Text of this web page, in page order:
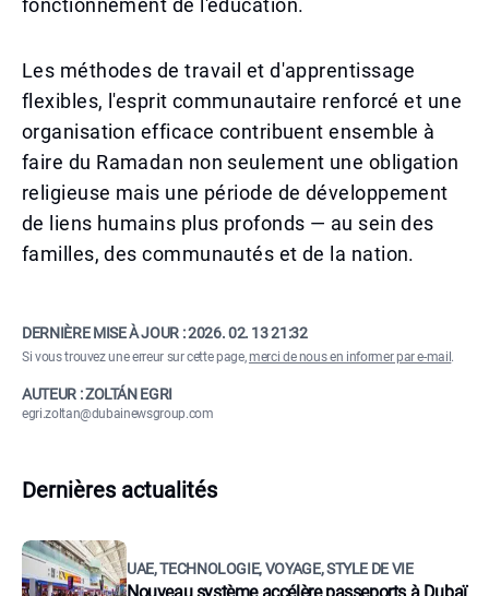
fonctionnement de l'éducation.
Les méthodes de travail et d'apprentissage
flexibles, l'esprit communautaire renforcé et une
organisation efficace contribuent ensemble à
faire du Ramadan non seulement une obligation
religieuse mais une période de développement
de liens humains plus profonds — au sein des
familles, des communautés et de la nation.
DERNIÈRE MISE À JOUR :2026. 02. 13 21:32
Si vous trouvez une erreur sur cette page,merci de nous en informer par e-mail .
AUTEUR : ZOLTÁN EGRI
egri.zoltan@dubainewsgroup.com
Dernières actualités
UAE, TECHNOLOGIE, VOYAGE, STYLE DE VIE